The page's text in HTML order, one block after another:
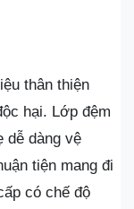
thân thiện
hại. Lớp đệm
dễ dàng vệ
tiện mang đi
có chế độ